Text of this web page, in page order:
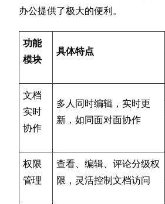
办公提供了极大的便利。
功能
模块
具体特点
文档
实时
协作
多人同时编辑，实时更
新，如同面对面协作
权限
管理
查看、编辑、评论分级权
限，灵活控制文档访问